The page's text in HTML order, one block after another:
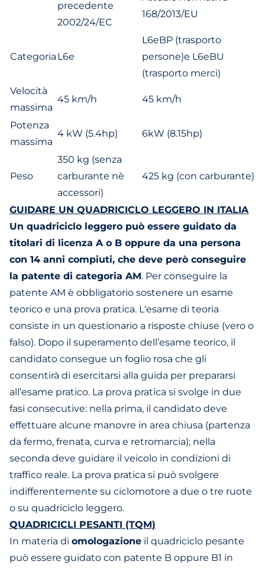
precedente
2002/24/EC
168/2013/EU
Categoria L6e
L6eBP (trasporto
persone)e L6eBU
(trasporto merci)
Velocità
massima
45 km/h 45 km/h
Potenza
massima
4 kW (5.4hp) 6kW (8.15hp)
Peso
350 kg (senza
carburante nè
accessori)
425 kg (con carburante)
GUIDARE UN QUADRICICLO LEGGERO IN ITALIA
Un quadriciclo leggero può essere guidato da
titolari di licenza A o B oppure da una persona
con 14 anni compiuti, che deve però conseguire
la patente di categoria AM. Per conseguire la
patente AM è obbligatorio sostenere un esame
teorico e una prova pratica. L'esame di teoria
consiste in un questionario a risposte chiuse (vero o
falso). Dopo il superamento dell’esame teorico, il
candidato consegue un foglio rosa che gli
consentirà di esercitarsi alla guida per prepararsi
all’esame pratico. La prova pratica si svolge in due
fasi consecutive: nella prima, il candidato deve
effettuare alcune manovre in area chiusa (partenza
da fermo, frenata, curva e retromarcia); nella
seconda deve guidare il veicolo in condizioni di
traffico reale. La prova pratica si può svolgere
indifferentemente su ciclomotore a due o tre ruote
o su quadriciclo leggero.
QUADRICICLI PESANTI (TQM)
In materia di omologazione il quadriciclo pesante
può essere guidato con patente B oppure B1 in